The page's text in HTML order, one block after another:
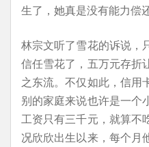
生了，她真是没有能力偿
林宗文听了雪花的诉说，
信任雪花了，五万元存折
之东流。不仅如此，信用
别的家庭来说也许是一个
工资只有三千元，就算不
况欣欣出生以来，每个月